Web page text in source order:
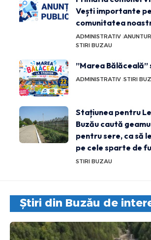
Vești importante
comunitatea
ADMINISTRATIV
STIRI BUZAU
”Marea Bălăceală”
ADMINISTRATIV STIRI
Stațiunea pentru
Buzău caută
pentru sere, ca să
pe cele sparte de
STIRI BUZAU
Știri din Buzău de